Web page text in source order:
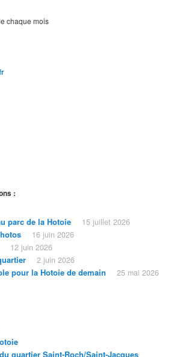
chaque mois
:
parc de la Hotoie 15 juillet 2026
16 juin 2026
12 juin 2026
2 juin 2026
pour la Hotoie de demain 25 mai 2026
quartier Saint-Roch/Saint-Jacques